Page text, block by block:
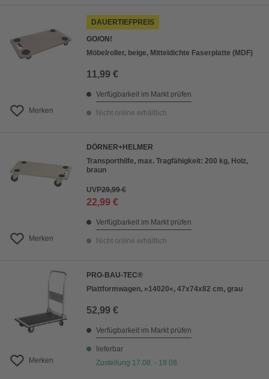
Merken
DAUERTIEFPREIS
GO/ON!
Möbelroller, beige, Mitteldichte Faserplatte (MDF)
11,99 €
Verfügbarkeit im Markt prüfen
Nicht online erhältlich
Merken
DÖRNER+HELMER
Transporthilfe, max. Tragfähigkeit: 200 kg, Holz,
braun
UVP29,99 €
22,99 €
Verfügbarkeit im Markt prüfen
Nicht online erhältlich
Merken
PRO-BAU-TEC®
Plattformwagen, »14020«, 47x74x82 cm, grau
52,99 €
Verfügbarkeit im Markt prüfen
lieferbar
Zustellung 17.08. - 19.08.